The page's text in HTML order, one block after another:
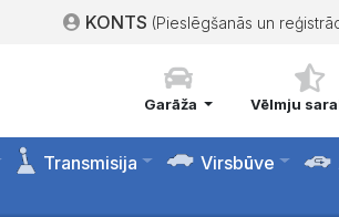
KONTS (Pieslēgšanās un
Garāža Vēlmju
Transmisija Virsbūve